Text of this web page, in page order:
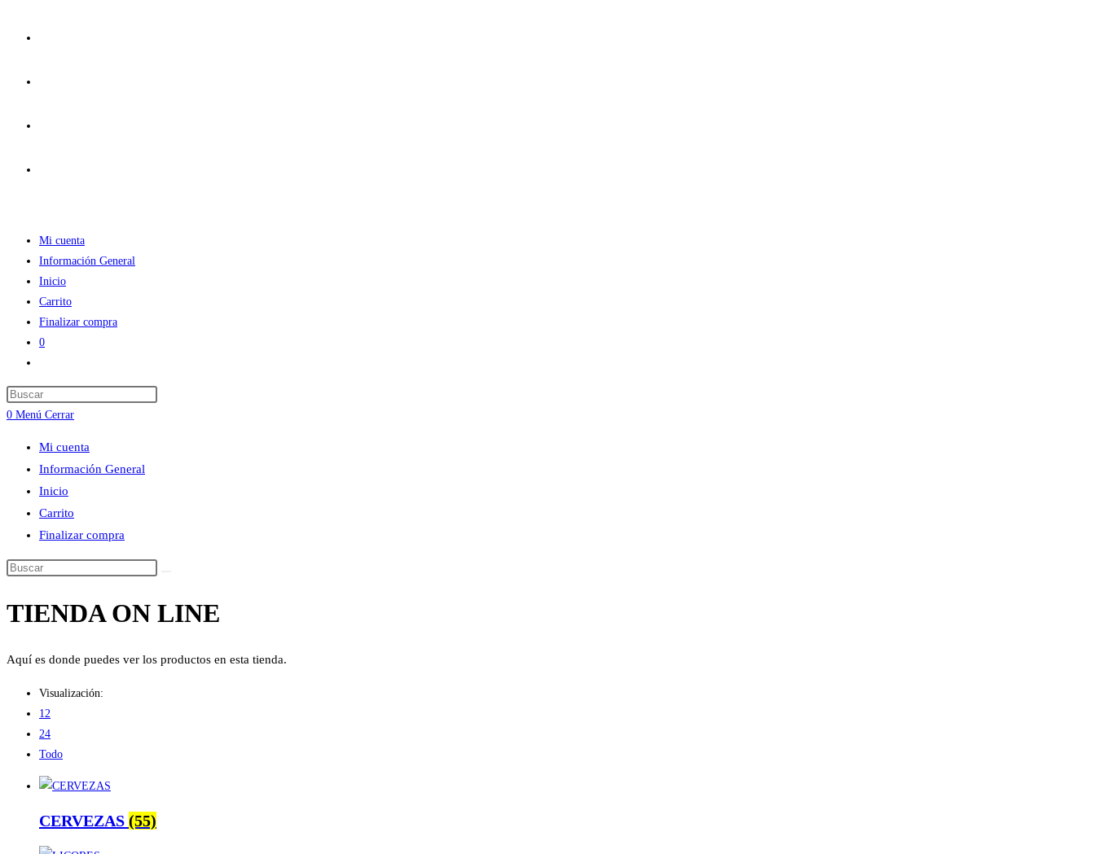
Mi cuenta
Información General
Inicio
Carrito
Finalizar compra
0
de
la
web
0 Menú Cerrar
Mi cuenta
Información General
Inicio
Carrito
Finalizar compra
Buscar
esta
TIENDA ON LINE
Aquí es donde puedes ver los productos en esta tienda.
Visualización:
12
24
Todo
CERVEZAS (55)